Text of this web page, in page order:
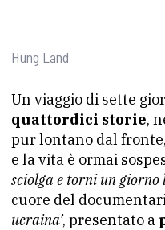
Hung Land
Un viaggio di sette
quattordici storie,
pur lontano dal
e la vita è ormai
sciolga e torni un
cuore del
ucraina’, presentato a